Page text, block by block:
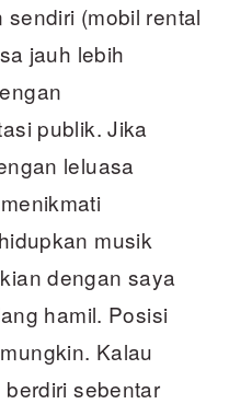
(mobil rental
jauh lebih
publik. Jika
leluasa
musik
dengan saya
hamil. Posisi
Kalau
sebentar